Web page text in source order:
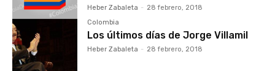
Heber Zabaleta - 28 febrero, 2018
Colombia
Los últimos días de Jorge Villamil
Heber Zabaleta - 28 febrero, 2018